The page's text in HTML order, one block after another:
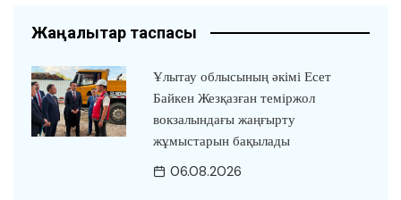
Жаңалықтар таспасы
Ұлытау облысының әкімі Есет
Байкен Жезқазған теміржол
вокзалындағы жаңғырту
жұмыстарын бақылады
06.08.2026